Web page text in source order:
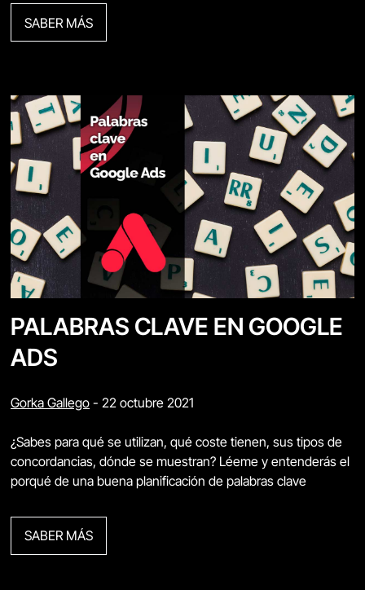
SABER MÁS
PALABRAS CLAVE EN GOOGLE
ADS
Gorka Gallego - 22 octubre 2021
¿Sabes para qué se utilizan, qué coste tienen, sus tipos de
concordancias, dónde se muestran? Léeme y entenderás el
porqué de una buena planificación de palabras clave
SABER MÁS